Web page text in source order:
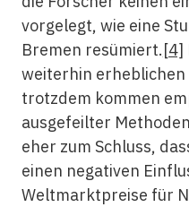
vorgelegt, wie eine
Bremen resümiert.[4]
weiterhin
trotzdem kommen
ausgefeilter
eher zum Schluss,
einen negativen
Weltmarktpreise für